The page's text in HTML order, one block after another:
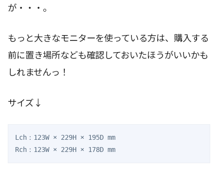
が・・・。
もっと大きなモニターを使っている方は、購入する
前に置き場所なども確認しておいたほうがいいかも
しれませんっ！
サイズ↓
Lch：123W × 229H × 195D mm
Rch：123W × 229H × 178D mm